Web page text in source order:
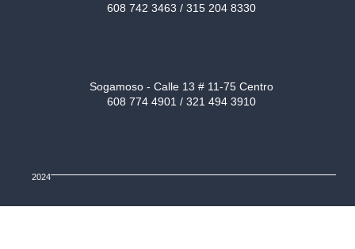
608 742 3463 / 315 204 8330
Sogamoso - Calle 13 # 11-75 Centro
608 774 4901 / 321 494 3910
2024